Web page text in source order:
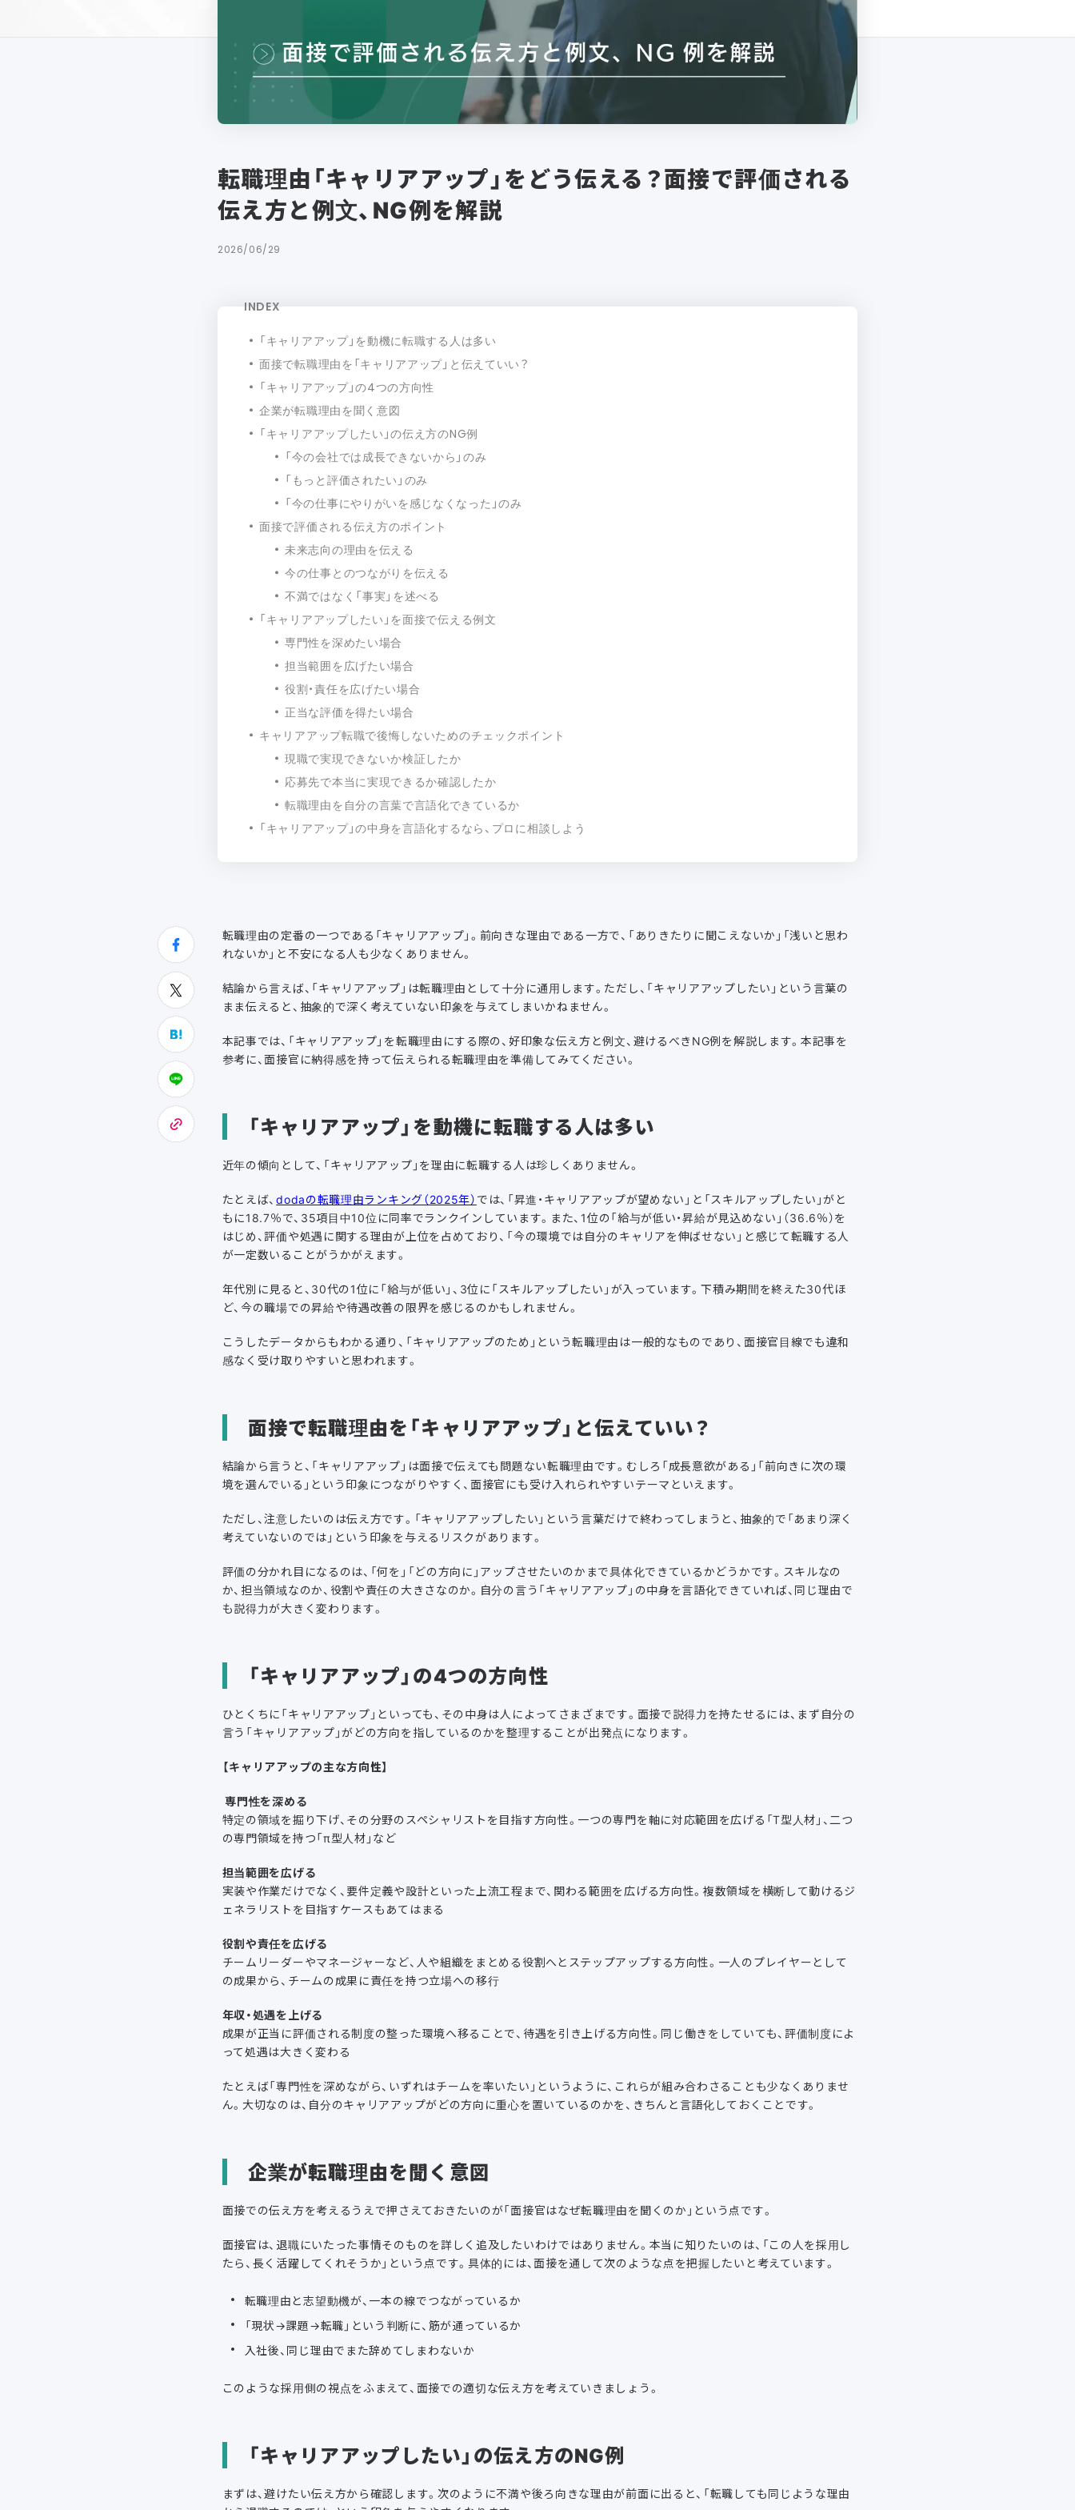
転職理由「キャリアアップ」をどう伝える？面接で評価される
伝え方と例文、NG例を解説
2026/06/29
INDEX
「キャリアアップ」を動機に転職する人は多い
面接で転職理由を「キャリアアップ」と伝えていい？
「キャリアアップ」の4つの方向性
企業が転職理由を聞く意図
「キャリアアップしたい」の伝え方のNG例
「今の会社では成長できないから」のみ
「もっと評価されたい」のみ
「今の仕事にやりがいを感じなくなった」のみ
面接で評価される伝え方のポイント
未来志向の理由を伝える
今の仕事とのつながりを伝える
不満ではなく「事実」を述べる
「キャリアアップしたい」を面接で伝える例文
専門性を深めたい場合
担当範囲を広げたい場合
役割・責任を広げたい場合
正当な評価を得たい場合
キャリアアップ転職で後悔しないためのチェックポイント
現職で実現できないか検証したか
応募先で本当に実現できるか確認したか
転職理由を自分の言葉で言語化できているか
「キャリアアップ」の中身を言語化するなら、プロに相談しよう
転職理由の定番の一つである「キャリアアップ」。前向きな理由である一方で、「ありきたりに聞こえないか」「浅いと思わ
れないか」と不安になる人も少なくありません。
結論から言えば、「キャリアアップ」は転職理由として十分に通用します。ただし、「キャリアアップしたい」という言葉の
まま伝えると、抽象的で深く考えていない印象を与えてしまいかねません。
本記事では、「キャリアアップ」を転職理由にする際の、好印象な伝え方と例文、避けるべきNG例を解説します。本記事を
参考に、面接官に納得感を持って伝えられる転職理由を準備してみてください。
「キャリアアップ」を動機に転職する人は多い
近年の傾向として、「キャリアアップ」を理由に転職する人は珍しくありません。
たとえば、dodaの転職理由ランキング（2025年） では、「昇進・キャリアアップが望めない」と「スキルアップしたい」がと
もに18.7％で、35項目中10位に同率でランクインしています。 また、1位の「給与が低い・昇給が見込めない」（36.6％）を
はじめ、評価や処遇に関する理由が上位を占めており、「今の環境では自分のキャリアを伸ばせない」と感じて転職する人
が一定数いることがうかがえます。
年代別に見ると、30代の1位に「給与が低い」、3位に「スキルアップしたい」が入っています。下積み期間を終えた30代ほ
ど、今の職場での昇給や待遇改善の限界を感じるのかもしれません。
こうしたデータからもわかる通り、「キャリアアップのため」という転職理由は一般的なものであり、面接官目線でも違和
感なく受け取りやすいと思われます。
面接で転職理由を「キャリアアップ」と伝えていい？
結論から言うと、「キャリアアップ」は面接で伝えても問題ない転職理由です。むしろ「成長意欲がある」「前向きに次の環
境を選んでいる」という印象につながりやすく、面接官にも受け入れられやすいテーマといえます。
ただし、注意したいのは伝え方です。「キャリアアップしたい」という言葉だけで終わってしまうと、抽象的で「あまり深く
考えていないのでは」という印象を与えるリスクがあります。
評価の分かれ目になるのは、「何を」「どの方向に」アップさせたいのかまで具体化できているかどうかです。スキルなの
か、担当領域なのか、役割や責任の大きさなのか。自分の言う「キャリアアップ」の中身を言語化できていれば、同じ理由で
も説得力が大きく変わります。
「キャリアアップ」の4つの方向性
ひとくちに「キャリアアップ」といっても、その中身は人によってさまざまです。面接で説得力を持たせるには、まず自分の
言う「キャリアアップ」がどの方向を指しているのかを整理することが出発点になります。
【キャリアアップの主な方向性】
専門性を深める
特定の領域を掘り下げ、その分野のスペシャリストを目指す方向性。一つの専門を軸に対応範囲を広げる「T型人材」、二つ
の専門領域を持つ「π型人材」など
担当範囲を広げる
実装や作業だけでなく、要件定義や設計といった上流工程まで、関わる範囲を広げる方向性。複数領域を横断して動けるジ
ェネラリストを目指すケースもあてはまる
役割や責任を広げる
チームリーダーやマネージャーなど、人や組織をまとめる役割へとステップアップする方向性。一人のプレイヤーとして
の成果から、チームの成果に責任を持つ立場への移行
年収・処遇を上げる
成果が正当に評価される制度の整った環境へ移ることで、待遇を引き上げる方向性。同じ働きをしていても、評価制度によ
って処遇は大きく変わる
たとえば「専門性を深めながら、いずれはチームを率いたい」というように、これらが組み合わさることも少なくありませ
ん。大切なのは、自分のキャリアアップがどの方向に重心を置いているのかを、きちんと言語化しておくことです。
企業が転職理由を聞く意図
面接での伝え方を考えるうえで押さえておきたいのが「面接官はなぜ転職理由を聞くのか」という点です。
面接官は、退職にいたった事情そのものを詳しく追及したいわけではありません。本当に知りたいのは、「この人を採用し
たら、長く活躍してくれそうか」という点です。具体的には、面接を通して次のような点を把握したいと考えています。
転職理由と志望動機が、一本の線でつながっているか
「現状→課題→転職」という判断に、筋が通っているか
入社後、同じ理由でまた辞めてしまわないか
このような採用側の視点をふまえて、面接での適切な伝え方を考えていきましょう。
「キャリアアップしたい」の伝え方のNG例
まずは、避けたい伝え方から確認します。次のように不満や後ろ向きな理由が前面に出ると、「転職しても同じような理由